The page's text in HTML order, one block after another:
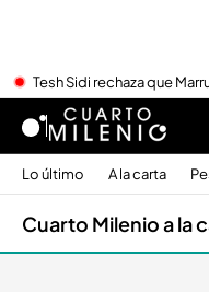
Tesh Sidi rechaza que
Lo último A la carta
Cuarto Milenio a la